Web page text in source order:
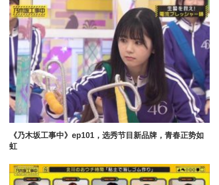
《乃木坂工事中》ep101，选秀节目新品牌，青春正势如
虹